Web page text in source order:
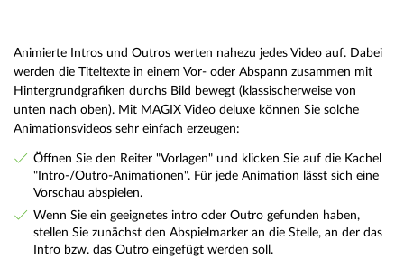
Animierte Intros und Outros werten nahezu jedes Video auf. Dabei
werden die Titeltexte in einem Vor- oder Abspann zusammen mit
Hintergrundgrafiken durchs Bild bewegt (klassischerweise von
unten nach oben). Mit MAGIX Video deluxe können Sie solche
Animationsvideos sehr einfach erzeugen:
Öffnen Sie den Reiter "Vorlagen" und klicken Sie auf die Kachel
"Intro-/Outro-Animationen". Für jede Animation lässt sich eine
Vorschau abspielen.
Wenn Sie ein geeignetes intro oder Outro gefunden haben,
stellen Sie zunächst den Abspielmarker an die Stelle, an der das
Intro bzw. das Outro eingefügt werden soll.